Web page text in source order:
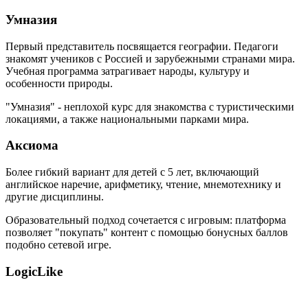
Умназия
Первый представитель посвящается географии. Педагоги
знакомят учеников с Россией и зарубежными странами мира.
Учебная программа затрагивает народы, культуру и
особенности природы.
"Умназия" - неплохой курс для знакомства с туристическими
локациями, а также национальными парками мира.
Аксиома
Более гибкий вариант для детей с 5 лет, включающий
английское наречие, арифметику, чтение, мнемотехнику и
другие дисциплины.
Образовательный подход сочетается с игровым: платформа
позволяет "покупать" контент с помощью бонусных баллов
подобно сетевой игре.
LogicLike